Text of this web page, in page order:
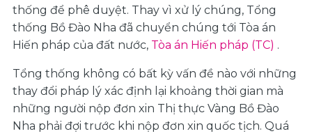
thống để phê duyệt. Thay vì xử lý chúng, Tổng
thống Bồ Đào Nha đã chuyển chúng tới Tòa án
Hiến pháp của đất nước, Tòa án Hiến pháp (TC) .
Tổng thống không có bất kỳ vấn đề nào với những
thay đổi pháp lý xác định lại khoảng thời gian mà
những người nộp đơn xin Thị thực Vàng Bồ Đào
Nha phải đợi trước khi nộp đơn xin quốc tịch. Quá